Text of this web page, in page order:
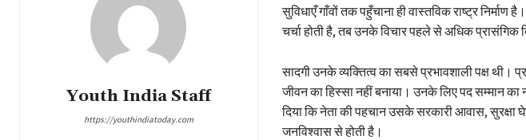
Youth India Staff
https://youthindiatoday.com
सुविधाएँ गाँवों तक पहुँचाना ही वास्तविक राष्ट्र
चर्चा होती है, तब उनके विचार पहले से अधिक प्रासंगिक
सादगी उनके व्यक्तित्व का सबसे प्रभावशाली पक्ष थी।
जीवन का हिस्सा नहीं बनाया। उनके लिए पद सम्मान का
दिया कि नेता की पहचान उसके सरकारी आवास, सुरक्षा
जनविश्वास से होती है।